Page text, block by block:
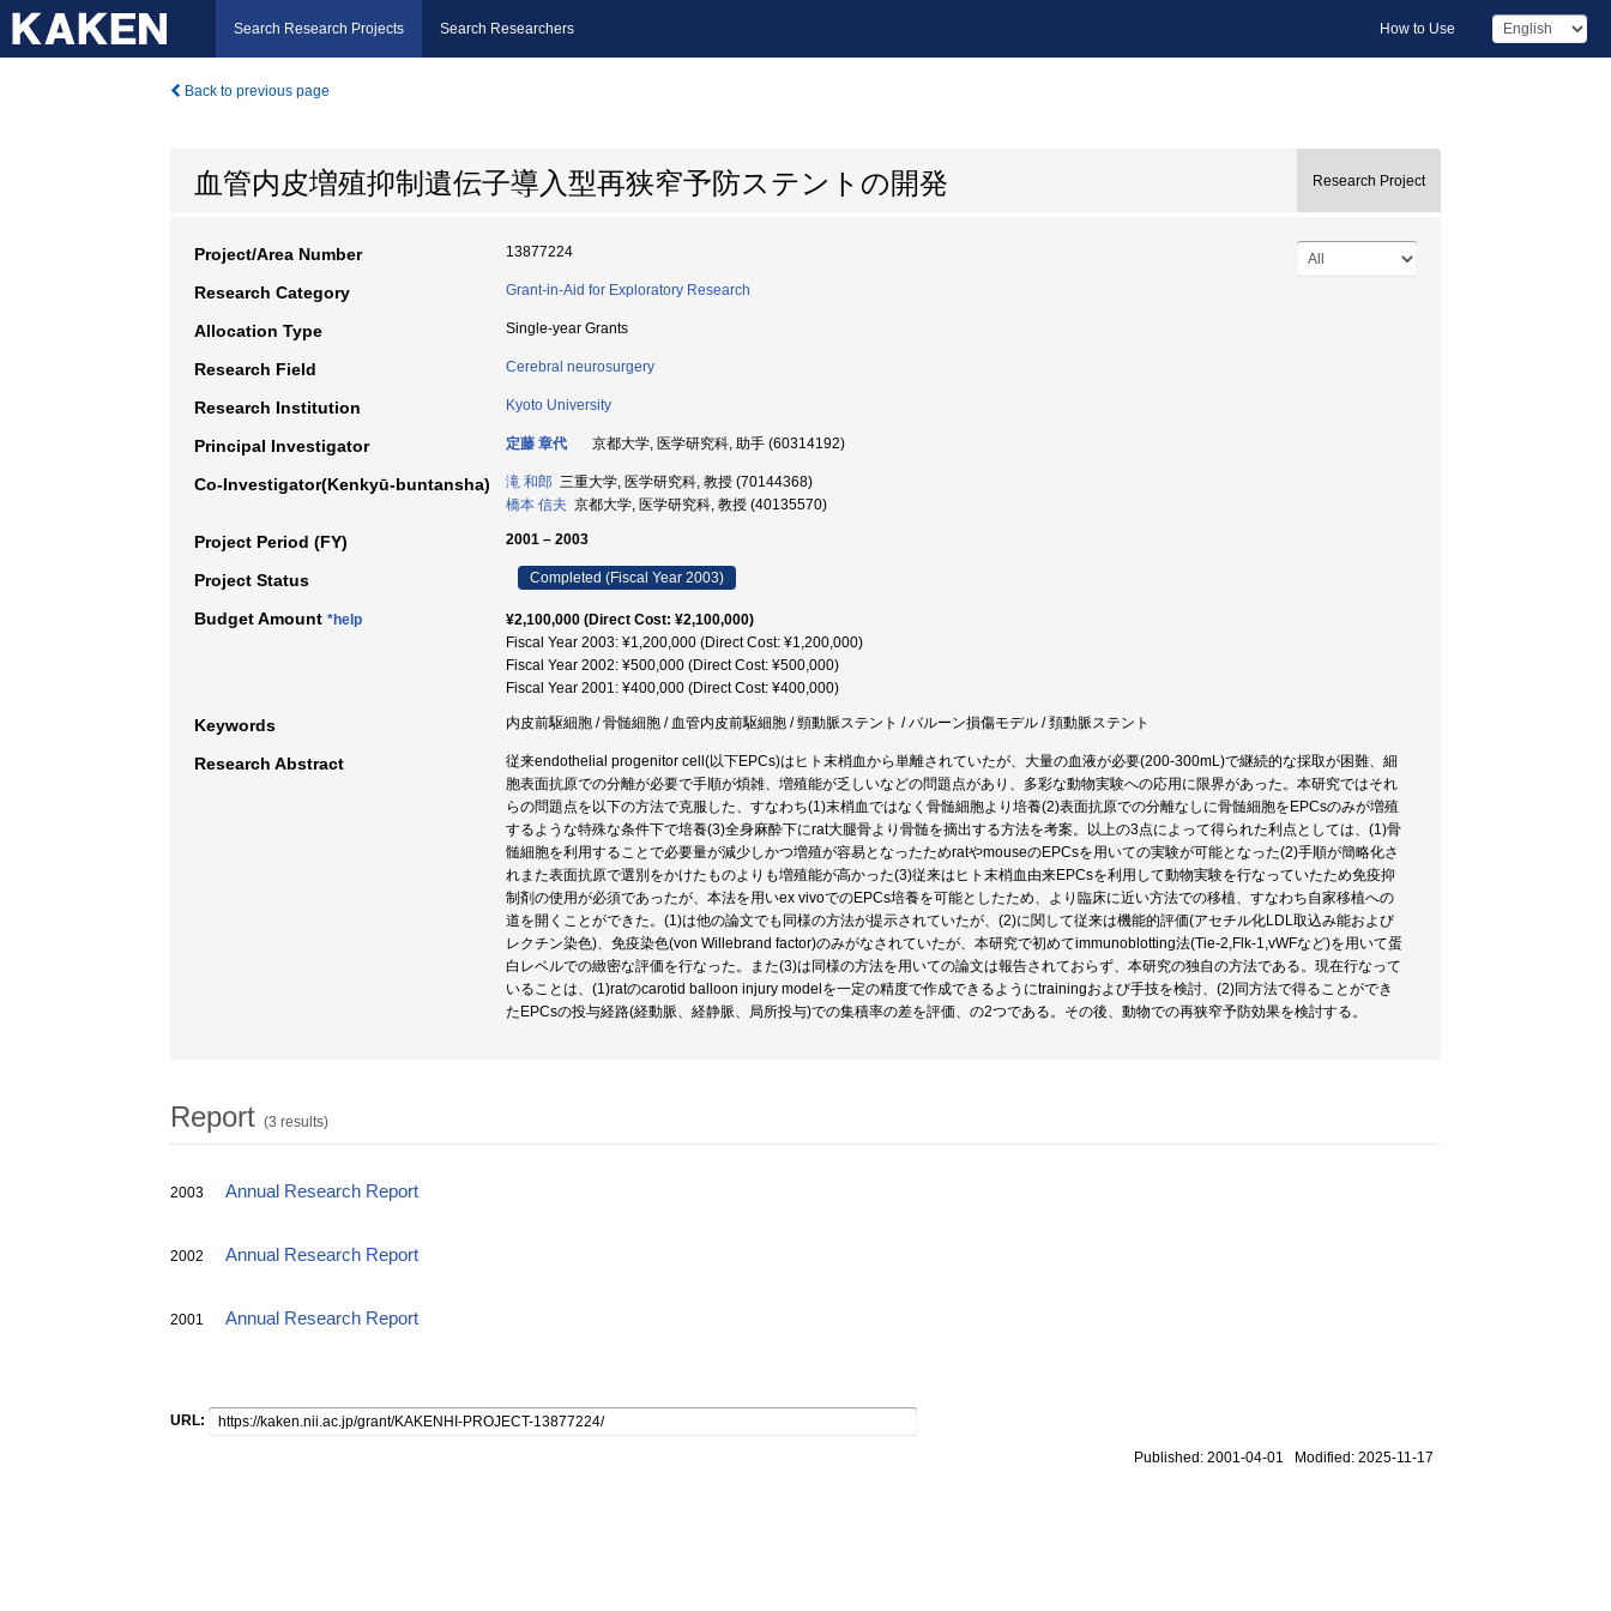
Search Research Projects Search Researchers How to Use
Back to previous page
血管内皮増殖抑制遺伝子導入型再狭窄予防ステントの開発 Research Project
Project/Area Number 13877224
Research Category Grant-in-Aid for Exploratory Research
Allocation Type Single-year Grants
Research Field Cerebral neurosurgery
Research Institution Kyoto University
Principal Investigator 定藤 章代 京都大学, 医学研究科, 助手 (60314192)
Co-Investigator(Kenkyū-buntansha) 滝 和郎 三重大学, 医学研究科, 教授 (70144368)
橋本 信夫 京都大学, 医学研究科, 教授 (40135570)
Project Period (FY) 2001 – 2003
Project Status Completed (Fiscal Year 2003)
Budget Amount *help
¥2,100,000 (Direct Cost: ¥2,100,000)
Fiscal Year 2003: ¥1,200,000 (Direct Cost: ¥1,200,000)
Fiscal Year 2002: ¥500,000 (Direct Cost: ¥500,000)
Fiscal Year 2001: ¥400,000 (Direct Cost: ¥400,000)
Keywords 内皮前駆細胞 / 骨髄細胞 / 血管内皮前駆細胞 / 頸動脈ステント / バルーン損傷モデル / 頚動脈ステント
Research Abstract
従来endothelial progenitor cell(以下EPCs)はヒト末梢血から単離されていたが、大量の血液が必要(200-300mL)で継続的な採取が困難、細
胞表面抗原での分離が必要で手順が煩雑、増殖能が乏しいなどの問題点があり、多彩な動物実験への応用に限界があった。本研究ではそれ
らの問題点を以下の方法で克服した、すなわち(1)末梢血ではなく骨髄細胞より培養(2)表面抗原での分離なしに骨髄細胞をEPCsのみが増殖
するような特殊な条件下で培養(3)全身麻酔下にrat大腿骨より骨髄を摘出する方法を考案。以上の3点によって得られた利点としては、(1)骨
髄細胞を利用することで必要量が減少しかつ増殖が容易となったためratやmouseのEPCsを用いての実験が可能となった(2)手順が簡略化さ
れまた表面抗原で選別をかけたものよりも増殖能が高かった(3)従来はヒト末梢血由来EPCsを利用して動物実験を行なっていたため免疫抑
制剤の使用が必須であったが、本法を用いex vivoでのEPCs培養を可能としたため、より臨床に近い方法での移植、すなわち自家移植への
道を開くことができた。(1)は他の論文でも同様の方法が提示されていたが、(2)に関して従来は機能的評価(アセチル化LDL取込み能および
レクチン染色)、免疫染色(von Willebrand factor)のみがなされていたが、本研究で初めてimmunoblotting法(Tie-2,Flk-1,vWFなど)を用いて蛋
白レベルでの緻密な評価を行なった。また(3)は同様の方法を用いての論文は報告されておらず、本研究の独自の方法である。現在行なって
いることは、(1)ratのcarotid balloon injury modelを一定の精度で作成できるようにtrainingおよび手技を検討、(2)同方法で得ることができ
たEPCsの投与経路(経動脈、経静脈、局所投与)での集積率の差を評価、の2つである。その後、動物での再狭窄予防効果を検討する。
Report (3 results)
2003 Annual Research Report
2002 Annual Research Report
2001 Annual Research Report
URL:
Published: 2001-04-01 Modified: 2025-11-17